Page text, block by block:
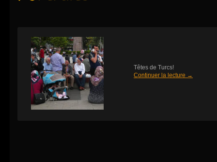
Têtes de Turcs!
Continuer la lecture →